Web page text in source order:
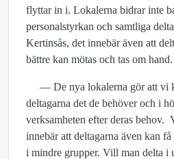
flyttar in i. Lokalerna bidrar inte
personalstyrkan och samtliga
Kertinsås, det innebär även att
bättre kan mötas och tas om hand.
— De nya lokalerna gör att vi
deltagarna det de behöver och i
verksamheten efter deras behov.
innebär att deltagarna även kan
i mindre grupper. Vill man delta i